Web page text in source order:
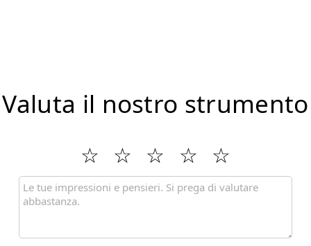
Valuta il nostro strumento